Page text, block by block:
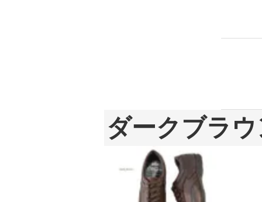
ダークブラ